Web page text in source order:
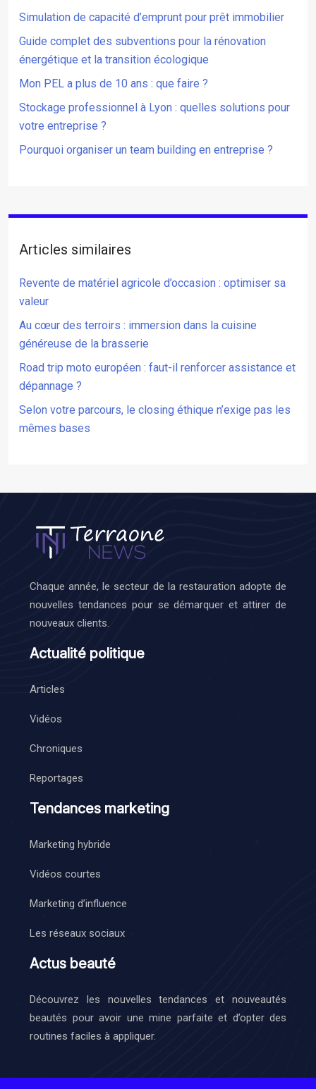
Simulation de capacité d’emprunt pour prêt immobilier
Guide complet des subventions pour la rénovation
énergétique et la transition écologique
Mon PEL a plus de 10 ans : que faire ?
Stockage professionnel à Lyon : quelles solutions pour
votre entreprise ?
Pourquoi organiser un team building en entreprise ?
Articles similaires
Revente de matériel agricole d’occasion : optimiser sa
valeur
Au cœur des terroirs : immersion dans la cuisine
généreuse de la brasserie
Road trip moto européen : faut-il renforcer assistance et
dépannage ?
Selon votre parcours, le closing éthique n’exige pas les
mêmes bases
Chaque année, le secteur de la restauration adopte de
nouvelles tendances pour se démarquer et attirer de
nouveaux clients.
Actualité politique
Articles
Vidéos
Chroniques
Reportages
Tendances marketing
Marketing hybride
Vidéos courtes
Marketing d’influence
Les réseaux sociaux
Actus beauté
Découvrez les nouvelles tendances et nouveautés
beautés pour avoir une mine parfaite et d’opter des
routines faciles à appliquer.